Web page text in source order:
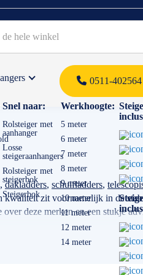
0511-402564
Snel naar:
Rolsteiger met
aanhanger
Losse
steigeraanhangers
Rolsteiger met
steigerbok
Steigerbok
Werkhoogte:
5 meter
6 meter
7 meter
8 meter
9 meter
10 meter
11 meter
12 meter
14 meter
,dakladders, schuifladders,
kwaliteit zit voornamelijk in de
deze merken en een stukje
gaat gebruiken. Transporteert u